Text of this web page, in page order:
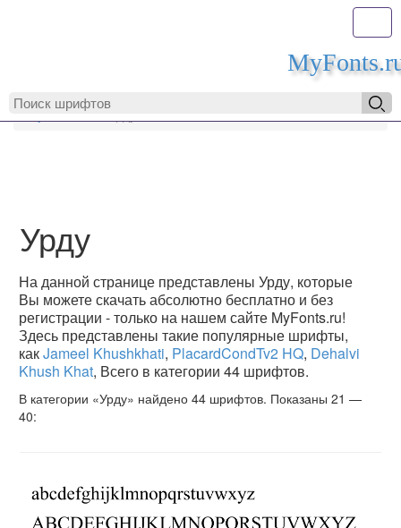
MyFonts.ru
Урду
На данной странице представлены Урду, которые
Вы можете скачать абсолютно бесплатно и без
регистрации - только на нашем сайте MyFonts.ru!
Здесь представлены такие популярные шрифты,
какJameel Khushkhati, PlacardCondTv2 HQ, Dehalvi
Khush Khat, Всего в категории 44 шрифтов.
В категории «Урду» найдено 44 шрифтов. Показаны 21 —
40: